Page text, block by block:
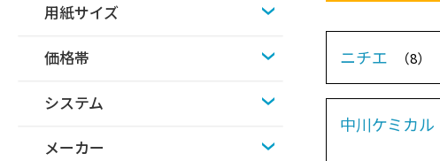
用紙サイズ
価格帯
システム
メーカー
ニチエ （8）
中川ケミカル